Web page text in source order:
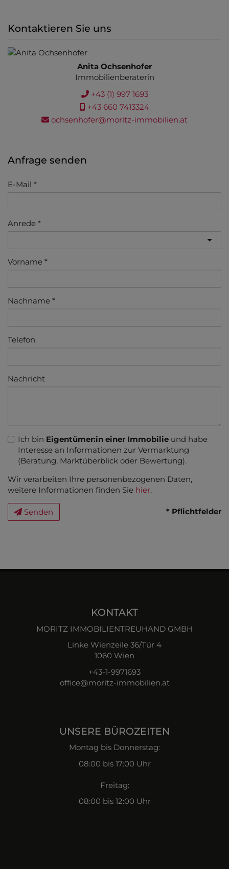
Kontaktieren Sie uns
Anita Ochsenhofer
Immobilienberaterin
+43 (1) 997 1693
+43 660 7413324
ochsenhofer@moritz-immobilien.at
Anfrage senden
E-Mail
Anrede
Vorname
Nachname
Telefon
Nachricht
Ich bin Eigentümer:in einer Immobilie und habe
Interesse an Informationen zur Vermarktung
(Beratung, Marktüberblick oder Bewertung).
Wir verarbeiten Ihre personenbezogenen Daten,
weitere Informationen finden Sie hier.
Senden * Pflichtfelder
KONTAKT
MORITZ IMMOBILIENTREUHAND GMBH
Linke Wienzeile 36/Tür 4
1060 Wien
+43-1-9971693
office@moritz-immobilien.at
UNSERE BÜROZEITEN
Montag bis Donnerstag:
08:00 bis 17:00 Uhr
Freitag:
08:00 bis 12:00 Uhr